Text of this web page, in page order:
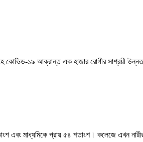
কোভিড-১৯ আক্রান্ত এক হাজার রোগীর সাশ্রয়ী
এবং মাধ্যমিকে প্রায় ৫৪ শতাংশ। কলেজে এখন